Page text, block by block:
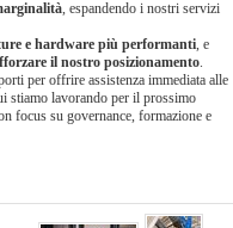
, espandendo i nostri servizi
e hardware più performanti , e
il nostro posizionamento
per offrire assistenza immediata alle
stiamo lavorando per il prossimo
focus su governance, formazione e